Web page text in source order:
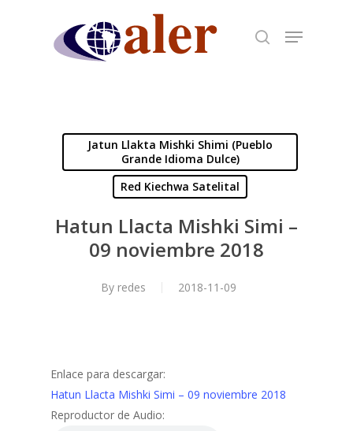
Jatun Llakta Mishki Shimi (Pueblo
Grande Idioma Dulce)
Red Kiechwa Satelital
Hatun Llacta Mishki Simi –
09 noviembre 2018
By redes 2018-11-09
Enlace para descargar:
Hatun Llacta Mishki Simi – 09 noviembre 2018
Reproductor de Audio: